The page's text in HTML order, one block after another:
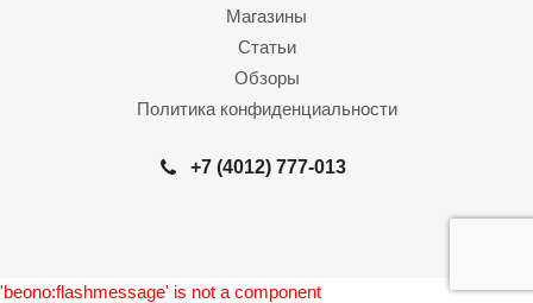
Магазины
Статьи
Обзоры
Политика конфиденциальности
+7 (4012) 777-013
'beono:flashmessage' is not a component